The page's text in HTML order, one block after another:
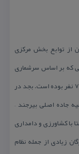
از توابع بخش مركزی
كه بر اساس سرشماری
سال ۱۳۸۵ مركز آمار ایران، جمعیت آن بالغ بر ۷۶۲ نفر بوده است. بجد در
جاده اصلی بیرجند –
با كشاورزی و دامداری
زیادی از جمله نظام